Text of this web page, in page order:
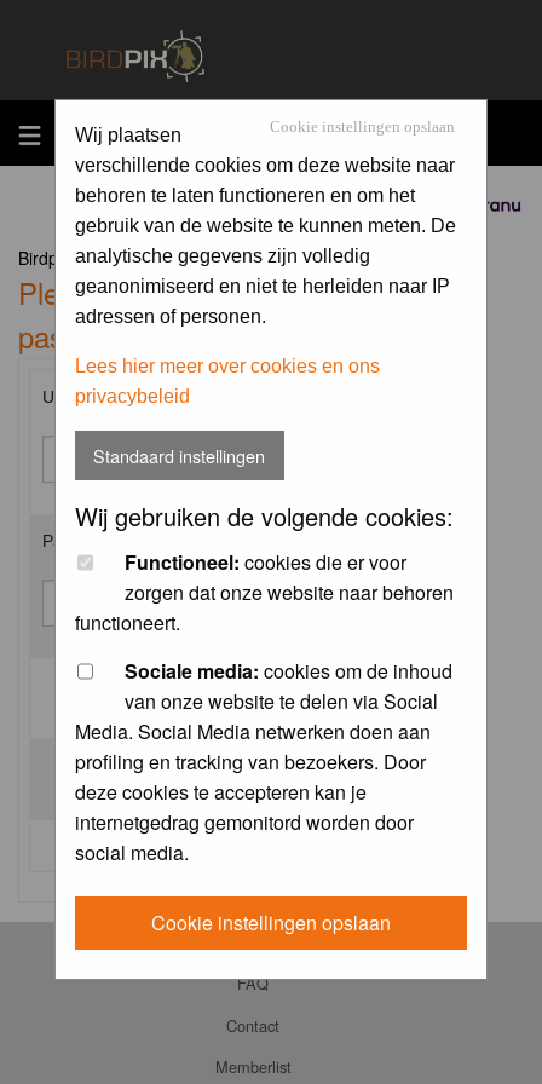
MENU
Sponsored by
Cookie instellingen opslaan
Wij plaatsen
verschillende cookies om deze website naar
behoren te laten functioneren en om het
gebruik van de website te kunnen meten. De
analytische gegevens zijn volledig
geanonimiseerd en niet te herleiden naar IP
adressen of personen.
Lees hier meer over cookies en ons
privacybeleid
Standaard instellingen
Wij gebruiken de volgende cookies:
Functioneel: cookies die er voor
zorgen dat onze website naar behoren
functioneert.
Sociale media: cookies om de inhoud
van onze website te delen via Social
Media. Social Media netwerken doen aan
profiling en tracking van bezoekers. Door
deze cookies te accepteren kan je
internetgedrag gemonitord worden door
social media.
Cookie instellingen opslaan
Birdpix.nl Forum Index
Please enter your username and
password to log in.
Username:
Password:
Log me on automatically each visit:
I forgot my password
FAQ
Contact
Memberlist